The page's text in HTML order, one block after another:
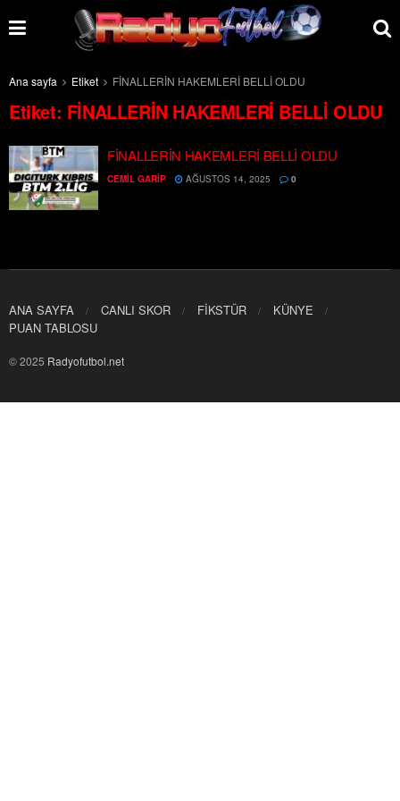
Ana sayfa Etiket FİNALLERİN HAKEMLERİ BELLİ OLDU
Etiket: FİNALLERİN HAKEMLERİ BELLİ OLDU
FİNALLERİN HAKEMLERİ BELLİ OLDU
CEMIL GARIP AĞUSTOS 14, 2025 0
ANA SAYFA CANLI SKOR FİKSTÜR
KÜNYE
PUAN TABLOSU
© 2025 Radyofutbol.net